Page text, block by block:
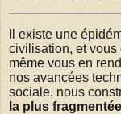
Il existe une
civilisation, et vous
même vous en
nos avancées
sociale, nous
la plus